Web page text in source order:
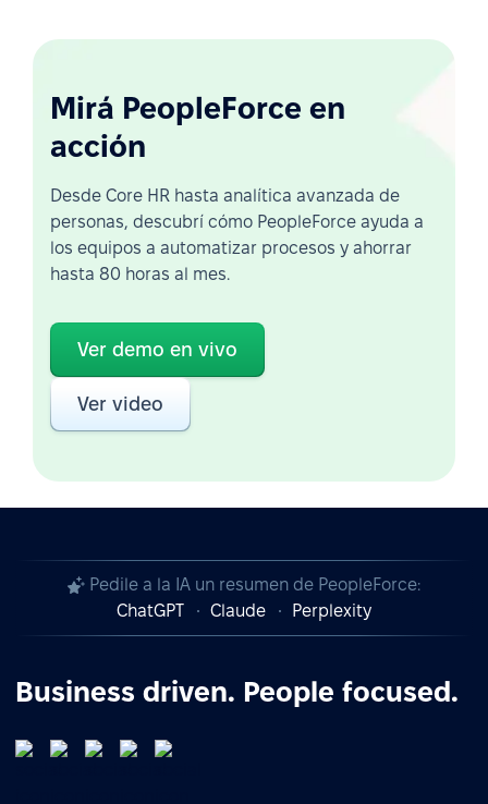
Mirá PeopleForce en
acción
Desde Core HR hasta analítica avanzada de
personas, descubrí cómo PeopleForce ayuda a
los equipos a automatizar procesos y ahorrar
hasta 80 horas al mes.
Ver demo en vivo
Ver video
Pedile a la IA un resumen de PeopleForce:
ChatGPT
Claude Perplexity
Business driven. People focused.